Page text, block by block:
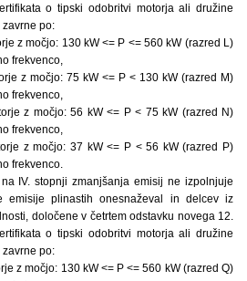
o tipski odobritvi motorja ali družine
zavrne po:
z močjo: 130 kW <= P <= 560 kW (razred L)
frekvenco,
z močjo: 75 kW <= P < 130 kW (razred M)
frekvenco,
z močjo: 56 kW <= P < 75 kW (razred N)
frekvenco,
z močjo: 37 kW <= P < 56 kW (razred P)
frekvenco.
IV. stopnji zmanjšanja emisij ne izpolnjuje
emisije plinastih onesnaževal in delcev iz
določene v četrtem odstavku novega 12.
o tipski odobritvi motorja ali družine
zavrne po:
z močjo: 130 kW <= P <= 560 kW (razred Q)